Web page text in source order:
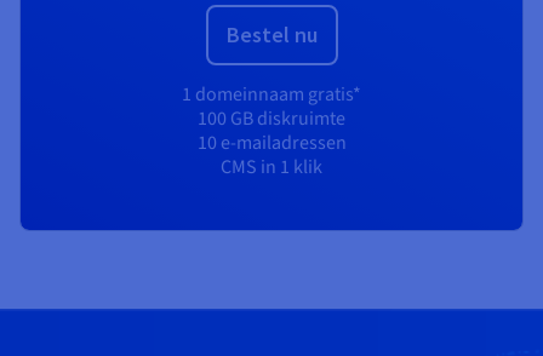
Bestel nu
1 domeinnaam gratis*
100 GB diskruimte
10 e-mailadressen
CMS in 1 klik